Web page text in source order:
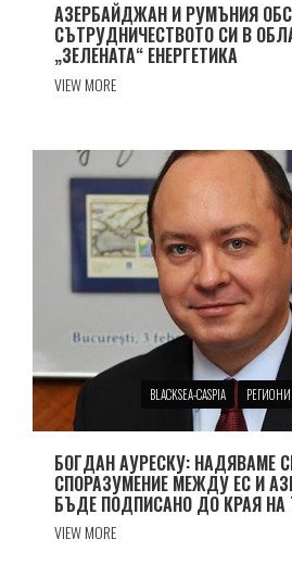
АЗЕРБАЙДЖАН И РУМЪНИЯ
СЪТРУДНИЧЕСТВОТО СИ В
„ЗЕЛЕНАТА“ ЕНЕРГЕТИКА
VIEW MORE
BLACKSEA-CASPIA РЕГИОНИ
БОГДАН АУРЕСКУ: НАДЯВАМЕ
СПОРАЗУМЕНИЕ МЕЖДУ ЕС И
БЪДЕ ПОДПИСАНО ДО КРАЯ НА
VIEW MORE